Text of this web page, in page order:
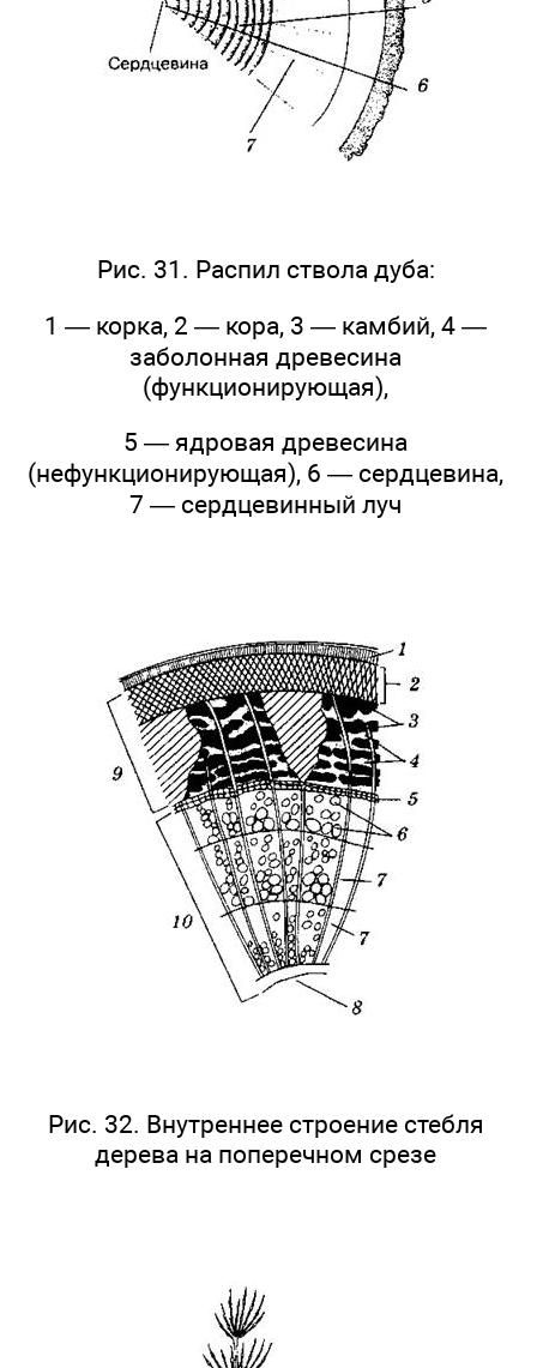
Рис. 31. Распил ствола дуба:
1 — корка, 2 — кора, 3 — камбий, 4 —
заболонная древесина
(функционирующая),
5 — ядровая древесина
(нефункционирующая), 6 — сердцевина,
7 — сердцевинный луч
Рис. 32. Внутреннее строение стебля
дерева на поперечном срезе